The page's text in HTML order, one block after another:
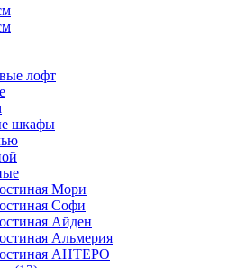
лофт
шкафы
Мори
Софи
Айден
Альмерия
АНТЕРО